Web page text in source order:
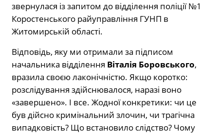
звернулася із запитом до відділення поліції №1
Коростенського райуправління ГУНП в
Житомирській області.
Відповідь, яку ми отримали за підписом
начальника відділення Віталія Боровського,
вразила своєю лаконічністю. Якщо коротко:
розслідування здійснювалося, наразі воно
«завершено». І все. Жодної конкретики: чи це
був дійсно кримінальний злочин, чи трагічна
випадковість? Що встановило слідство? Чому